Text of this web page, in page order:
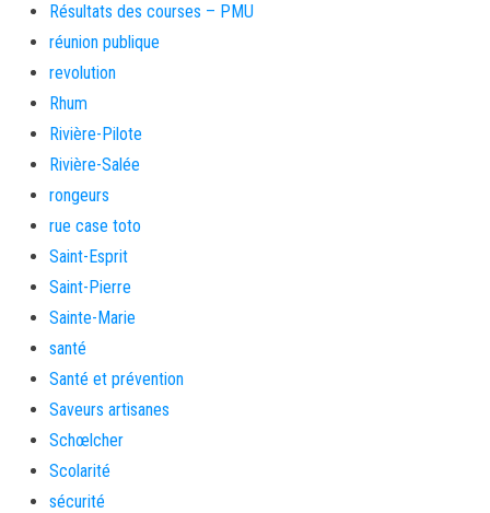
Résultats des courses – PMU
réunion publique
revolution
Rhum
Rivière-Pilote
Rivière-Salée
rongeurs
rue case toto
Saint-Esprit
Saint-Pierre
Sainte-Marie
santé
Santé et prévention
Saveurs artisanes
Schœlcher
Scolarité
sécurité